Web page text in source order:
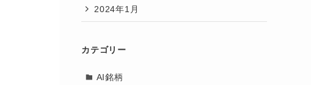
2024年1月
カテゴリー
AI銘柄